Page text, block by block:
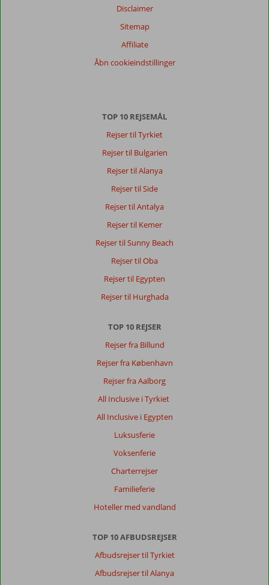
Disclaimer
Sitemap
Affiliate
Åbn cookieindstillinger
TOP 10 REJSEMÅL
Rejser til Tyrkiet
Rejser til Bulgarien
Rejser til Alanya
Rejser til Side
Rejser til Antalya
Rejser til Kemer
Rejser til Sunny Beach
Rejser til Oba
Rejser til Egypten
Rejser til Hurghada
TOP 10 REJSER
Rejser fra Billund
Rejser fra København
Rejser fra Aalborg
All Inclusive i Tyrkiet
All Inclusive i Egypten
Luksusferie
Voksenferie
Charterrejser
Familieferie
Hoteller med vandland
TOP 10 AFBUDSREJSER
Afbudsrejser til Tyrkiet
Afbudsrejser til Alanya